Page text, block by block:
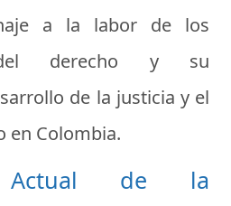
a la labor de los
del derecho y su
de la justicia y el
en Colombia.
Actual de la